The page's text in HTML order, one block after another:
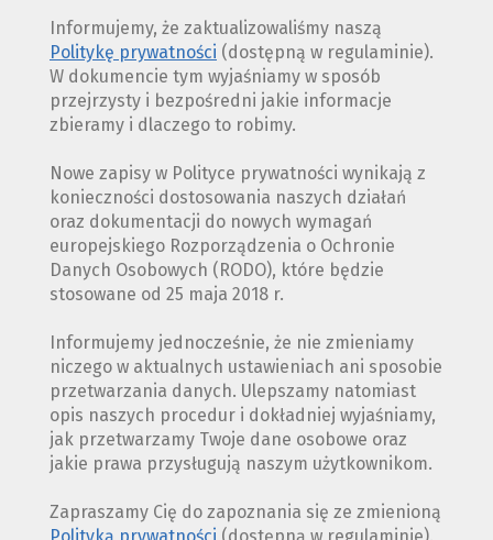
Informujemy, że zaktualizowaliśmy naszą
Politykę prywatności (dostępną w regulaminie).
W dokumencie tym wyjaśniamy w sposób
przejrzysty i bezpośredni jakie informacje
zbieramy i dlaczego to robimy.
Nowe zapisy w Polityce prywatności wynikają z
konieczności dostosowania naszych działań
oraz dokumentacji do nowych wymagań
europejskiego Rozporządzenia o Ochronie
Danych Osobowych (RODO), które będzie
stosowane od 25 maja 2018 r.
Informujemy jednocześnie, że nie zmieniamy
niczego w aktualnych ustawieniach ani sposobie
przetwarzania danych. Ulepszamy natomiast
opis naszych procedur i dokładniej wyjaśniamy,
jak przetwarzamy Twoje dane osobowe oraz
jakie prawa przysługują naszym użytkownikom.
Zapraszamy Cię do zapoznania się ze zmienioną